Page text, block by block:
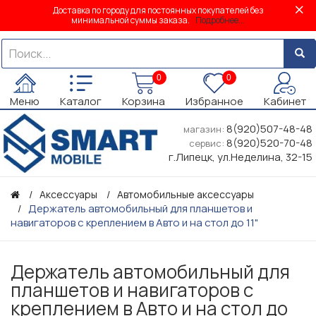
Доставка по городу для постоянных покупателей без
минимальной суммы заказа. Подробнее...
Меню Каталог
0
Корзина
0
Избранное Кабинет
магазин: 8(920)507-48-48
сервис: 8(920)520-70-48
г.Липецк, ул.Неделина, 32-15
Аксессуары Автомобильные аксессуары
Держатель автомобильный для планшетов и
навигаторов с креплением в Авто и на стол до 11"
Держатель автомобильный для
планшетов и навигаторов с
креплением в Авто и на стол до